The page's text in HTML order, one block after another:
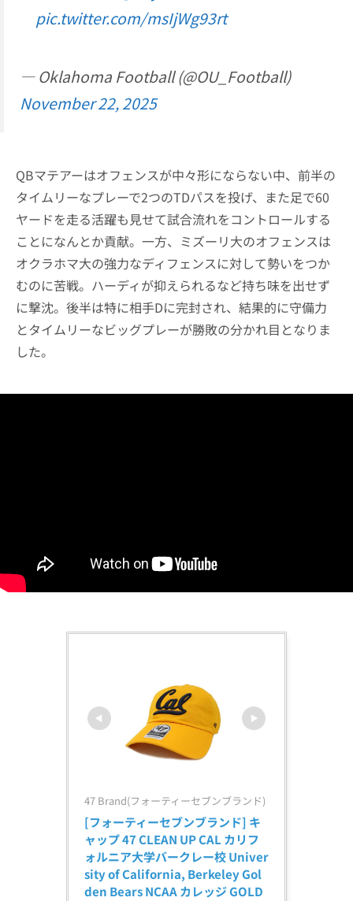
pic.twitter.com/msIjWg93rt
— Oklahoma Football (@OU_Football)
November 22, 2025
QBマテアーはオフェンスが中々形にならない中、前半の
タイムリーなプレーで2つのTDパスを投げ、また足で60
ヤードを走る活躍も見せて試合流れをコントロールする
ことになんとか貢献。一方、ミズーリ大のオフェンスは
オクラホマ大の強力なディフェンスに対して勢いをつか
むのに苦戦。ハーディが抑えられるなど持ち味を出せず
に撃沈。後半は特に相手Dに完封され、結果的に守備力
とタイムリーなビッグプレーが勝敗の分かれ目となりま
した。
47 Brand(フォーティーセブンブランド)
[フォーティーセブンブランド] キ
ャップ 47 CLEAN UP CAL カリフ
ォルニア大学バークレー校 Univer
sity of California, Berkeley Gol
den Bears NCAA カレッジ GOLD